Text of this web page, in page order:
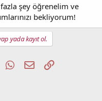
şey öğrenelim ve
bekliyorum!
yada kayıt ol.
TumblrWhatsApp
E-postaLink